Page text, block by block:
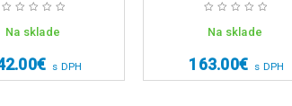
Na sklade
€ s DPH
Na sklade
163.00€ s DPH